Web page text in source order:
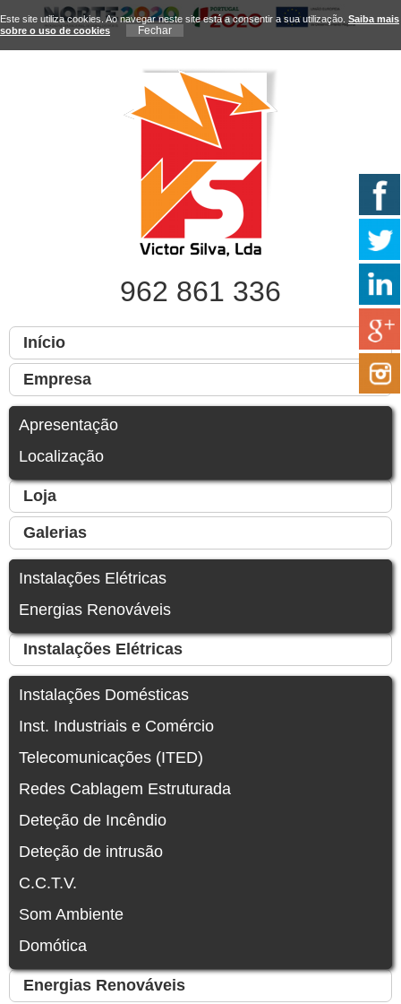
962 861 336
Início
Empresa
Apresentação
Localização
Loja
Galerias
Instalações Elétricas
Energias Renováveis
Instalações Elétricas
Instalações Domésticas
Inst. Industriais e Comércio
Telecomunicações (ITED)
Redes Cablagem Estruturada
Deteção de Incêndio
Deteção de intrusão
C.C.T.V.
Som Ambiente
Domótica
Energias Renováveis
Este site utiliza cookies. Ao navegar neste site está a consentir a sua utilização. Saiba mais
sobre o uso de cookies